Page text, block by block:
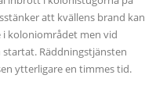
att kvällens brand kan
i koloniområdet men vid
Räddningstjänsten
ytterligare en timmes tid.